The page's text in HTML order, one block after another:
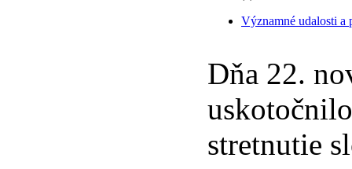
Významné udalosti a
Dňa 22.
stretnutie